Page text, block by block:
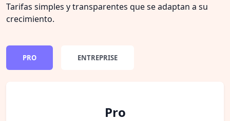
Tarifas simples y transparentes que se adaptan a su
crecimiento.
PRO ENTREPRISE
Pro